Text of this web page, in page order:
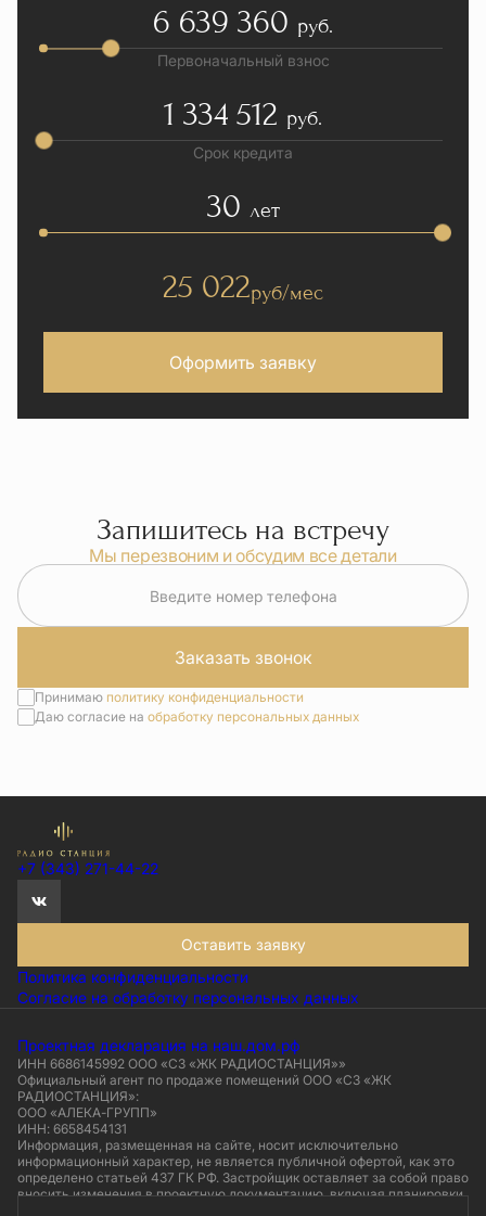
6 639 360 руб.
Первоначальный взнос
1 334 512 руб.
Срок кредита
30 лет
25 022руб/мес
Оформить заявку
Запишитесь на встречу
Мы перезвоним и обсудим все детали
Введите номер телефона
Заказать звонок
Принимаю политику конфиденциальности
Даю согласие на обработку персональных данных
+7 (343) 271-44-22
Оставить заявку
Политика конфиденциальности
Согласие на обработку персональных данных
Проектная декларация на наш.дом.рф
ИНН 6686145992 ООО «СЗ «ЖК РАДИОСТАНЦИЯ»»
Официальный агент по продаже помещений ООО «СЗ «ЖК
РАДИОСТАНЦИЯ»:
ООО «АЛЕКА-ГРУПП»
ИНН: 6658454131
Информация, размещенная на сайте, носит исключительно
информационный характер, не является публичной офертой, как это
определено статьей 437 ГК РФ. Застройщик оставляет за собой право
вносить изменения в проектную документацию, включая планировки,